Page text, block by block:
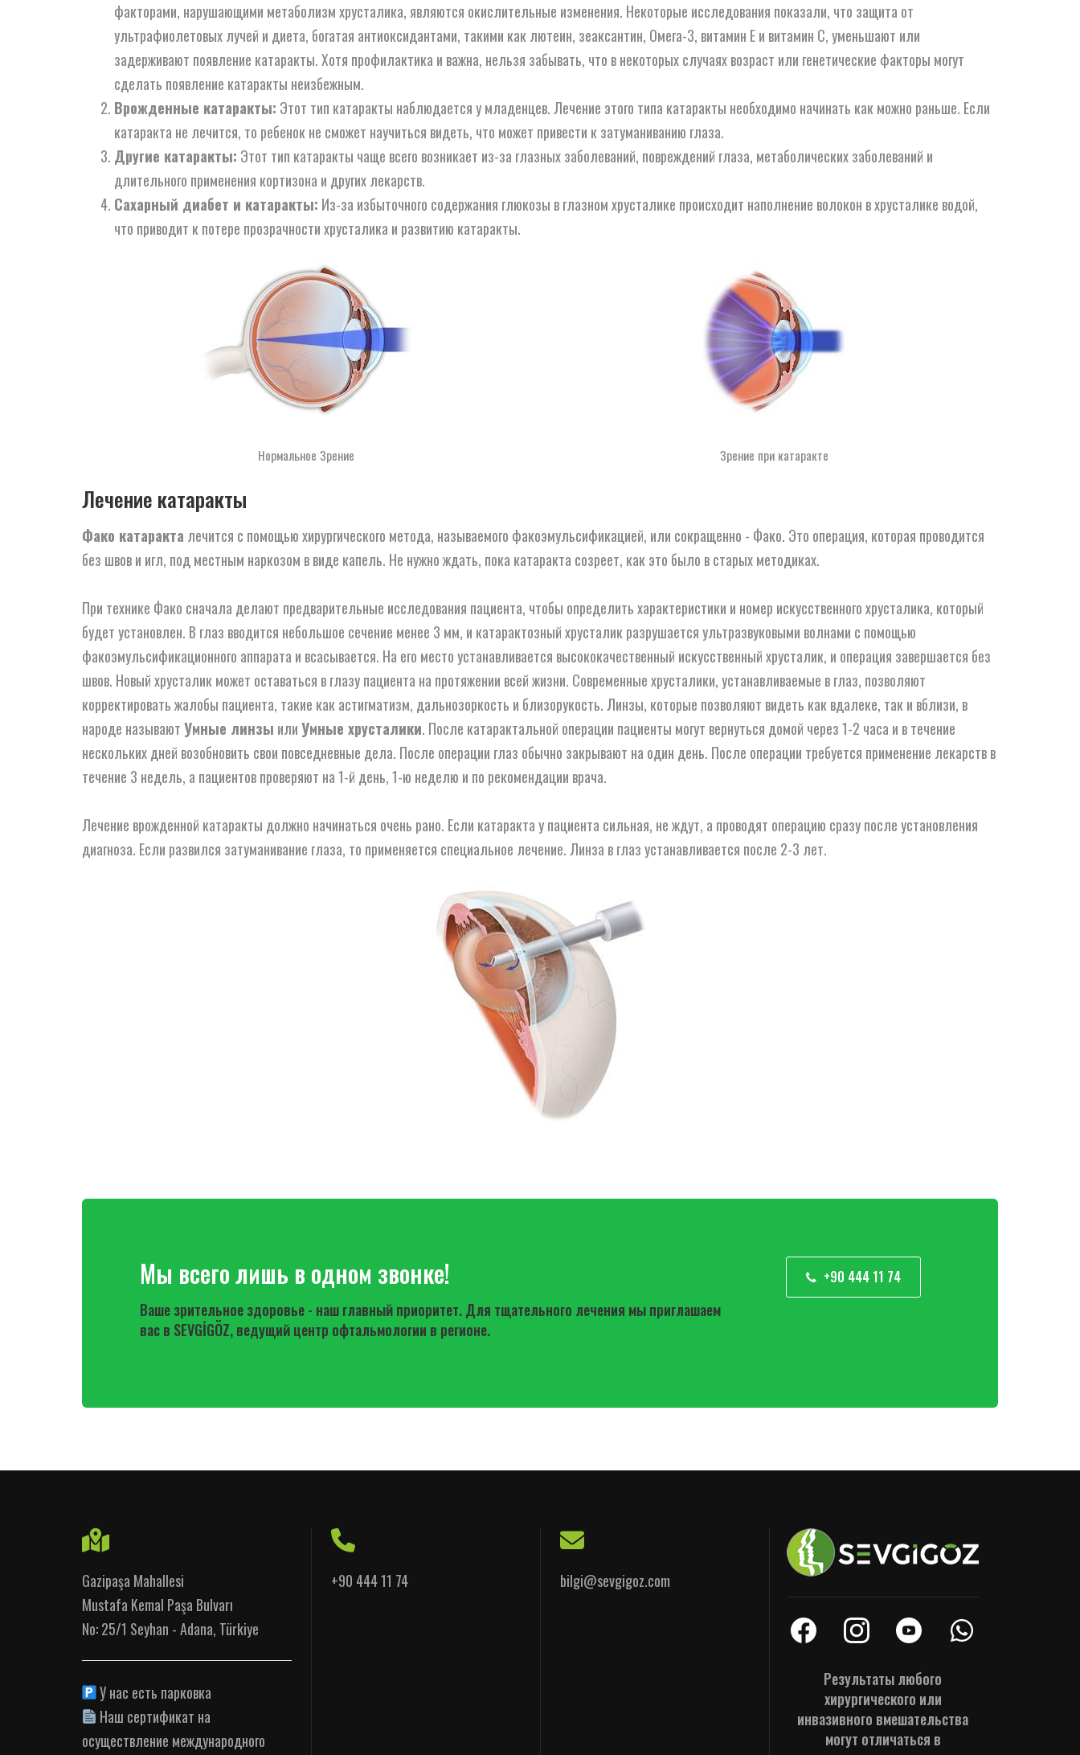
факторами, нарушающими метаболизм хрусталика, являются окислительные изменения. Некоторые исследования показали, что защита от
ультрафиолетовых лучей и диета, богатая антиоксидантами, такими как лютеин, зеаксантин, Омега-3, витамин Е и витамин С, уменьшают или
задерживают появление катаракты. Хотя профилактика и важна, нельзя забывать, что в некоторых случаях возраст или генетические факторы могут
сделать появление катаракты неизбежным.
Врожденные катаракты: Этот тип катаракты наблюдается у младенцев. Лечение этого типа катаракты необходимо начинать как можно раньше. Если
катаракта не лечится, то ребенок не сможет научиться видеть, что может привести к затуманиванию глаза.
Другие катаракты: Этот тип катаракты чаще всего возникает из-за глазных заболеваний, повреждений глаза, метаболических заболеваний и
длительного применения кортизона и других лекарств.
Сахарный диабет и катаракты: Из-за избыточного содержания глюкозы в глазном хрусталике происходит наполнение волокон в хрусталике водой,
что приводит к потере прозрачности хрусталика и развитию катаракты.
Нормальное Зрение Зрение при катаракте
Лечение катаракты
Фако катаракта лечится с помощью хирургического метода, называемого факоэмульсификацией, или сокращенно - Фако. Это операция, которая проводится
без швов и игл, под местным наркозом в виде капель. Не нужно ждать, пока катаракта созреет, как это было в старых методиках.
При технике Фако сначала делают предварительные исследования пациента, чтобы определить характеристики и номер искусственного хрусталика, который
будет установлен. В глаз вводится небольшое сечение менее 3 мм, и катарактозный хрусталик разрушается ультразвуковыми волнами с помощью
факоэмульсификационного аппарата и всасывается. На его место устанавливается высококачественный искусственный хрусталик, и операция завершается без
швов. Новый хрусталик может оставаться в глазу пациента на протяжении всей жизни. Современные хрусталики, устанавливаемые в глаз, позволяют
корректировать жалобы пациента, такие как астигматизм, дальнозоркость и близорукость. Линзы, которые позволяют видеть как вдалеке, так и вблизи, в
народе называютУмные линзы илиУмные хрусталики. После катарактальной операции пациенты могут вернуться домой через 1-2 часа и в течение
нескольких дней возобновить свои повседневные дела. После операции глаз обычно закрывают на один день. После операции требуется применение лекарств в
течение 3 недель, а пациентов проверяют на 1-й день, 1-ю неделю и по рекомендации врача.
Лечение врожденной катаракты должно начинаться очень рано. Если катаракта у пациента сильная, не ждут, а проводят операцию сразу после установления
диагноза. Если развился затуманивание глаза, то применяется специальное лечение. Линза в глаз устанавливается после 2-3 лет.
Мы всего лишь в одном звонке!
Ваше зрительное здоровье - наш главный приоритет. Для тщательного лечения мы приглашаем
вас в SEVGİGÖZ, ведущий центр офтальмологии в регионе.
+90 444 11 74
Gazipaşa Mahallesi
Mustafa Kemal Paşa Bulvarı
No: 25/1 Seyhan - Adana, Türkiye
У нас есть парковка
Наш сертификат на
осуществление международного
+90 444 11 74 bilgi@sevgigoz.com
Результаты любого
хирургического или
инвазивного вмешательства
могут отличаться в